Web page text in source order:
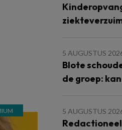
5 AUGUSTUS
Blote
de groep:
5 AUGUSTUS